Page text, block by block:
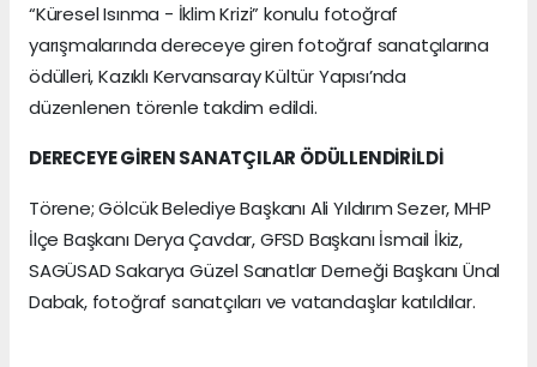
“Küresel Isınma - İklim Krizi” konulu fotoğraf
yarışmalarında dereceye giren fotoğraf sanatçılarına
ödülleri, Kazıklı Kervansaray Kültür Yapısı’nda
düzenlenen törenle takdim edildi.
DERECEYE GİREN SANATÇILAR ÖDÜLLENDİRİLDİ
Törene; Gölcük Belediye Başkanı Ali Yıldırım Sezer, MHP
İlçe Başkanı Derya Çavdar, GFSD Başkanı İsmail İkiz,
SAGÜSAD Sakarya Güzel Sanatlar Derneği Başkanı Ünal
Dabak, fotoğraf sanatçıları ve vatandaşlar katıldılar.